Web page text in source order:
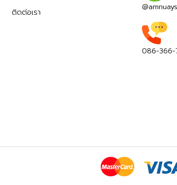
ติดต่อเรา
086-366-